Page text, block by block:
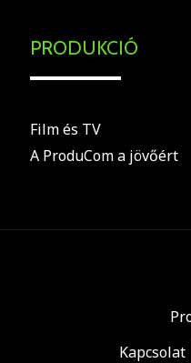
PRODUKCIÓ
Film és TV
A ProduCom a jövőért
Kapcsolat